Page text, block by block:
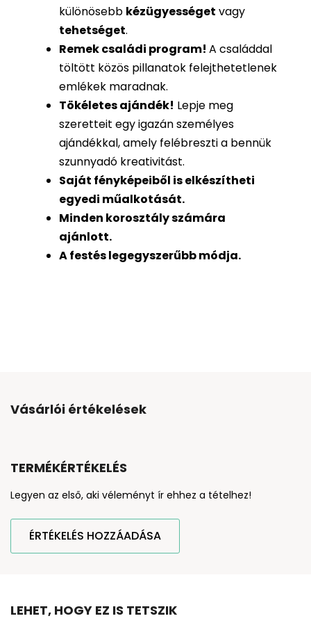
különösebb kézügyességet vagy
tehetséget.
Remek családi program! A családdal
töltött közös pillanatok felejthetetlenek
emlékek maradnak.
Tökéletes ajándék! Lepje meg
szeretteit egy igazán személyes
ajándékkal, amely felébreszti a bennük
szunnyadó kreativitást.
Saját fényképeiből iselkészítheti
egyedi műalkotását.
Minden korosztály számára
ajánlott.
A festés legegyszerűbb módja.
Vásárlói értékelések
TERMÉKÉRTÉKELÉS
Legyen az első, aki véleményt ír ehhez a tételhez!
ÉRTÉKELÉS HOZZÁADÁSA
LEHET, HOGY EZ IS TETSZIK